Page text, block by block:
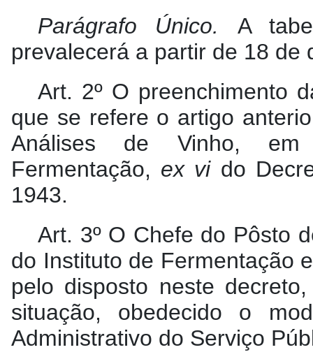
Parágrafo Único. A
prevalecerá a partir de 18 de
Art. 2º O preenchimento
que se refere o artigo
Análises de Vinho,
Fermentação, ex vido
1943.
Art. 3º O Chefe do Pôsto
do Instituto de Fermentação
pelo disposto neste
situação, obedecido o
Administrativo do Serviço